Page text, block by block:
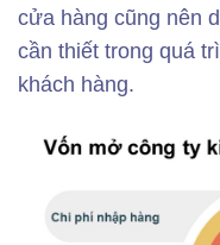
cửa hàng cũng nên
cần thiết trong quá
khách hàng.